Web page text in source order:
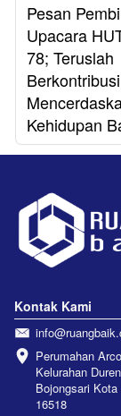
Pesan
Upacara
78; Teruslah
Berkontribusi
Kehidupan
Kontak Kami
Perumahan
Kelurahan
Bojongsari
16518